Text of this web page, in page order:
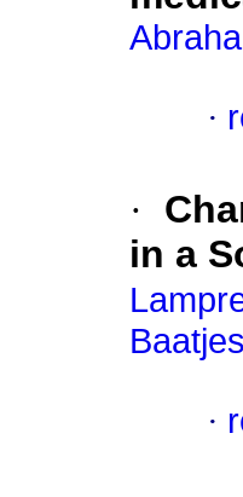
·
·
in a
·